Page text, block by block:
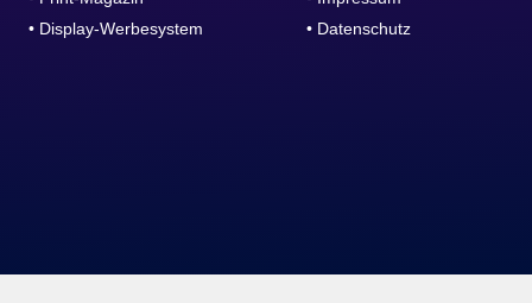
• Display-Werbesystem
• Datenschutz